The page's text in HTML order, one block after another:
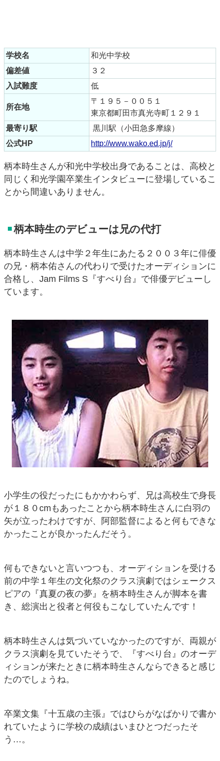
学校名
和光中学校
偏差値
３２
入試難度
低
所在地
〒１９５－００５１
東京都町田市真光寺町１２９１
最寄り駅
黒川駅（小田急多摩線）
公式HP
http://www.wako.ed.jp/j/
柄本時生さんが和光中学校出身であることは、高校と
同じく和光学園卒業生インタビューに登場しているこ
とから間違いありません。
柄本時生のデビューは兄の代打
柄本時生さんは中学２年生にあたる２００３年に俳優
の兄・柄本佑さんの代わりで受けたオーディションに
合格し、Jam Films S『すべり台』で俳優デビューし
ています。
小学生の役だったにもかかわらず、兄は高校生で身長
が１８０cmもあったことから柄本時生さんに白羽の
矢が立ったわけですが、阿部監督によると何もできな
かったことが良かったんだそう。
何もできないと言いつつも、オーディションを受ける
前の中学１年生の文化祭のクラス演劇ではシェークス
ピアの『真夏の夜の夢』を柄本時生さんが脚本を書
き、総演出と役者と何役もこなしていたんです！
柄本時生さんは気づいていなかったのですが、両親が
クラス演劇を見ていたそうで、『すべり台』のオーデ
ィションが来たときに柄本時生さんならできると感じ
たのでしょうね。
卒業文集『十五歳の主張』ではひらがなばかりで書か
れていたように学校の成績はいまひとつだったそ
う…。